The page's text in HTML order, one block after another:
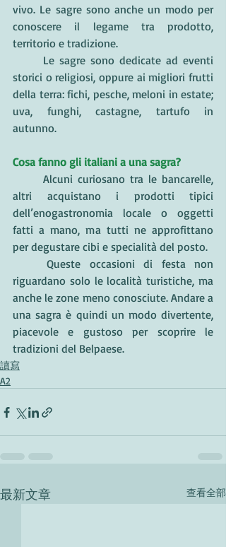
vivo. Le sagre sono anche un modo per
conoscere il legame tra prodotto,
territorio e tradizione.
storici o religiosi, oppure ai migliori frutti
della terra: fichi, pesche, meloni in estate;
uva, funghi, castagne, tartufo in
autunno.
Cosa fanno gli italiani a una sagra?
altri acquistano i prodotti tipici
dell’enogastronomia locale o oggetti
fatti a mano, ma tutti ne approfittano
per degustare cibi e specialità del posto.
	Queste occasioni di festa non
riguardano solo le località turistiche, ma
anche le zone meno conosciute. Andare a
una sagra è quindi un modo divertente,
piacevole e gustoso per scoprire le
tradizioni del Belpaese.
讀寫
A2
最新文章 查看全部